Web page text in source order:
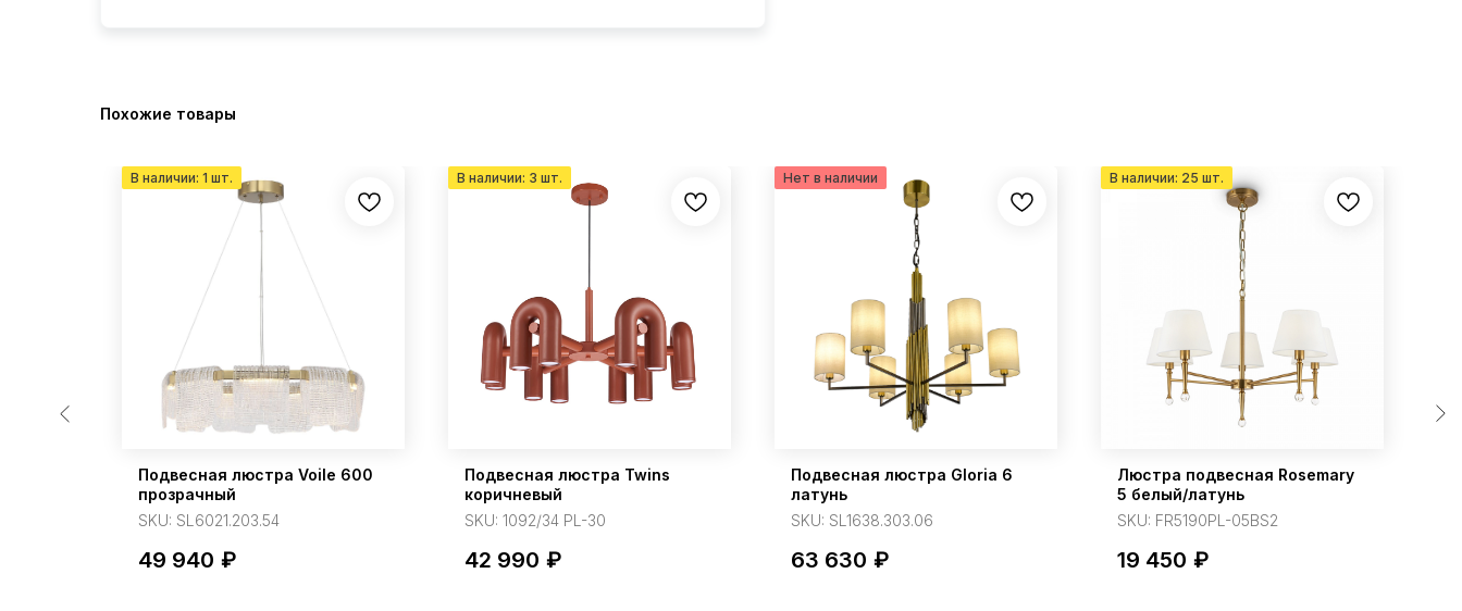
Похожие товары
Подвесная люстра Voile 600
прозрачный
SKU: SL6021.203.54
49 940 ₽
Подвесная люстра Twins
коричневый
SKU: 1092/34 PL-30
42 990 ₽
Подвесная люстра Gloria 6
латунь
SKU: SL1638.303.06
63 630 ₽
Люстра подвесная Rosemary
5 белый/латунь
SKU: FR5190PL-05BS2
19 450 ₽